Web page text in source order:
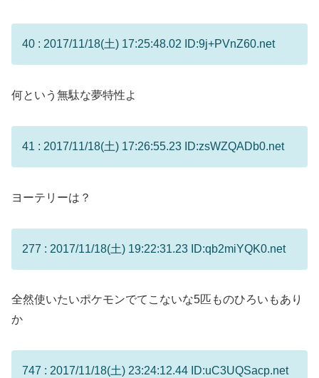
40 : 2017/11/18(土) 17:25:48.02 ID:9j+PVnZ60.net
何という無駄な夢特性よ
41 : 2017/11/18(土) 17:26:55.23 ID:zsWZQADb0.net
ヨーテリーは？
277 : 2017/11/18(土) 19:22:31.23 ID:qb2miYQK0.net
全然使いたいポケモンでてこないな5匹ものひろいもあり
か
747 : 2017/11/18(土) 23:24:12.44 ID:uC3UQSacp.net